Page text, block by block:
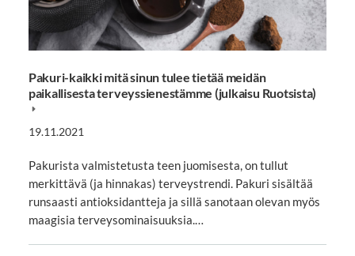
Pakuri-kaikki mitä sinun tulee tietää meidän
paikallisesta terveyssienestämme (julkaisu Ruotsista)
19.11.2021
Pakurista valmistetusta teen juomisesta, on tullut
merkittävä (ja hinnakas) terveystrendi. Pakuri sisältää
runsaasti antioksidantteja ja sillä sanotaan olevan myös
maagisia terveysominaisuuksia.…